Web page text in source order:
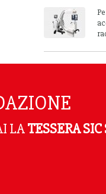
LATESSERA